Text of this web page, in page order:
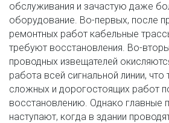
обслуживания и зачастую даже
оборудование. Во-первых, после
ремонтных работ кабельные
требуют восстановления. Во-
проводных извещателей
работа всей сигнальной линии,
сложных и дорогостоящих работ
восстановлению. Однако главные
наступают, когда в здании